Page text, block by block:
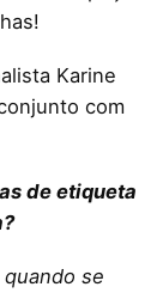
Karine
com
de etiqueta
se